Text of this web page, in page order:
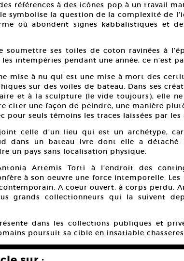
références à des icônes pop à un travail
symbolise la question de la complexité de
où abondent signes kabbalistiques et
soumettre ses toiles de coton ravinées à
intempéries pendant une année, ce n’est
mise à nu qui est une mise à mort des
sur des voiles de bateau. Dans ses
et à la sculpture (le vide toujours), elle
citer une façon de peindre, une manière
pour seuls témoins les traces laissées par les
celle d’un lieu qui est un archétype,
dans un bateau ivre dont elle a détaché
un pays sans localisation physique.
Artemis Torti à l’endroit des
à son oeuvre une force intemporelle. Les
A coeur ouvert, à corps perdu,
grands collectionneurs qui la suivent
dans les collections publiques et
poursuit sa cible en insatiable